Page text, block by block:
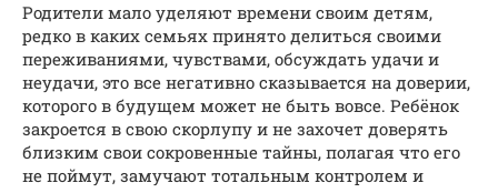
Родители мало уделяют времени своим детям,
редко в каких семьях принято делиться своими
переживаниями, чувствами, обсуждать удачи и
неудачи, это все негативно сказывается на доверии,
которого в будущем может не быть вовсе. Ребёнок
закроется в свою скорлупу и не захочет доверять
близким свои сокровенные тайны, полагая что его
не поймут, замучают тотальным контролем и